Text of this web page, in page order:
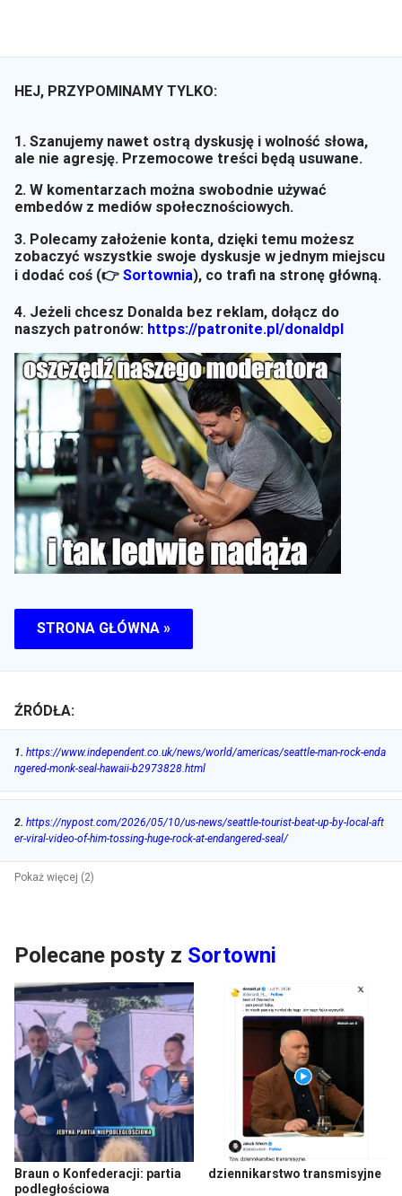
HEJ, PRZYPOMINAMY TYLKO:
1. Szanujemy nawet ostrą dyskusję i wolność słowa,
ale nie agresję. Przemocowe treści będą usuwane.
2. W komentarzach można swobodnie używać
embedów z mediów społecznościowych.
3. Polecamy założenie konta, dzięki temu możesz
zobaczyć wszystkie swoje dyskusje w jednym miejscu
i dodać coś (👉 Sortownia), co trafi na stronę główną.
4. Jeżeli chcesz Donalda bez reklam, dołącz do
naszych patronów: https://patronite.pl/donaldpl
STRONA GŁÓWNA »
ŹRÓDŁA:
1. https://www.independent.co.uk/news/world/americas/seattle-man-rock-enda
ngered-monk-seal-hawaii-b2973828.html
2. https://nypost.com/2026/05/10/us-news/seattle-tourist-beat-up-by-local-aft
er-viral-video-of-him-tossing-huge-rock-at-endangered-seal/
Pokaż więcej (2)
Polecane posty z Sortowni
Braun o Konfederacji: partia
podległościowa
dziennikarstwo transmisyjne